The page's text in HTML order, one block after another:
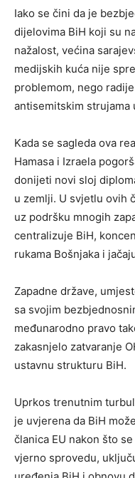
Iako se čini da je
dijelovima BiH koji su
nažalost, većina
medijskih kuća nije
problemom, nego
antisemitskim strujama
Kada se sagleda ova
Hamasa i Izraela
donijeti novi sloj
u zemlji. U svjetlu ovih
uz podršku mnogih
centralizuje BiH,
rukama Bošnjaka i
Zapadne države,
sa svojim
međunarodno pravo
zakasnjelo zatvaranje
ustavnu strukturu BiH.
Uprkos trenutnim
je uvjerena da BiH
članica EU nakon što
vjerno sprovedu,